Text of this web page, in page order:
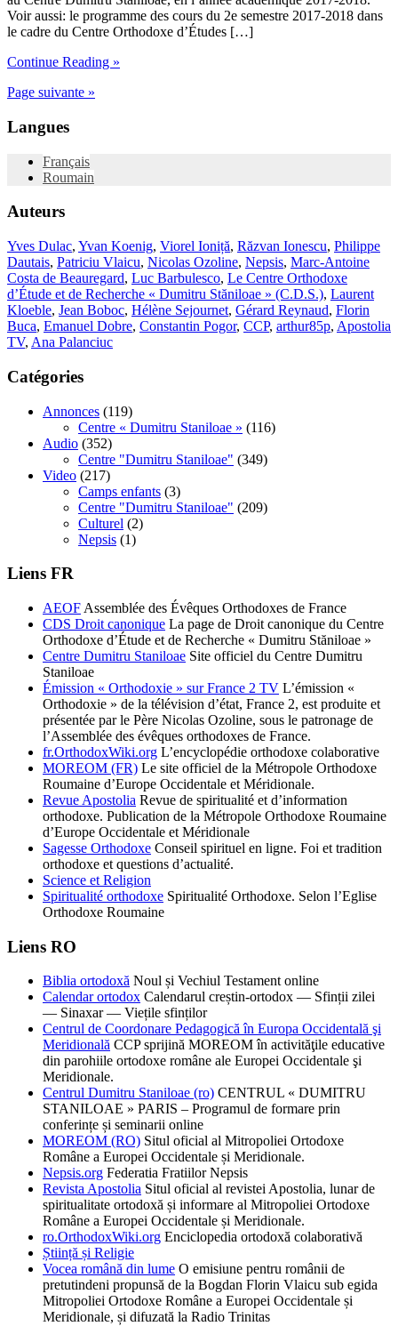
Voir aussi: le programme des cours du 2e semestre 2017-2018 dans
le cadre du Centre Orthodoxe d’Études […]
Continue Reading »
Page suivante »
Langues
Français
Roumain
Auteurs
Yves Dulac, Yvan Koenig, Viorel Ioniță, Răzvan Ionescu, Philippe
Dautais, Patriciu Vlaicu, Nicolas Ozoline, Nepsis, Marc-Antoine
Costa de Beauregard, Luc Barbulesco, Le Centre Orthodoxe
d’Étude et de Recherche « Dumitru Stăniloae » (C.D.S.), Laurent
Kloeble, Jean Boboc, Hélène Sejournet, Gérard Reynaud, Florin
Buca, Emanuel Dobre, Constantin Pogor, CCP, arthur85p, Apostolia
TV, Ana Palanciuc
Catégories
Annonces (119)
Centre « Dumitru Staniloae » (116)
Audio (352)
Centre "Dumitru Staniloae" (349)
Video (217)
Camps enfants (3)
Centre "Dumitru Staniloae" (209)
Culturel (2)
Nepsis (1)
Liens FR
AEOF Assemblée des Évêques Orthodoxes de France
CDS Droit canonique La page de Droit canonique du Centre
Orthodoxe d’Étude et de Recherche « Dumitru Stăniloae »
Centre Dumitru Staniloae Site officiel du Centre Dumitru
Staniloae
Émission « Orthodoxie » sur France 2 TV L’émission «
Orthodoxie » de la télévision d’état, France 2, est produite et
présentée par le Père Nicolas Ozoline, sous le patronage de
l’Assemblée des évêques orthodoxes de France.
fr.OrthodoxWiki.org L’encyclopédie orthodoxe colaborative
MOREOM (FR) Le site officiel de la Métropole Orthodoxe
Roumaine d’Europe Occidentale et Méridionale.
Revue Apostolia Revue de spiritualité et d’information
orthodoxe. Publication de la Métropole Orthodoxe Roumaine
d’Europe Occidentale et Méridionale
Sagesse Orthodoxe Conseil spirituel en ligne. Foi et tradition
orthodoxe et questions d’actualité.
Science et Religion
Spiritualité orthodoxe Spiritualité Orthodoxe. Selon l’Eglise
Orthodoxe Roumaine
Liens RO
Biblia ortodoxă Noul și Vechiul Testament online
Calendar ortodox Calendarul creștin-ortodox — Sfinții zilei
— Sinaxar — Viețile sfinților
Centrul de Coordonare Pedagogică în Europa Occidentală şi
Meridională CCP sprijină MOREOM în activităţile educative
din parohiile ortodoxe române ale Europei Occidentale şi
Meridionale.
Centrul Dumitru Staniloae (ro) CENTRUL « DUMITRU
STANILOAE » PARIS – Programul de formare prin
conferințe și seminarii online
MOREOM (RO) Situl oficial al Mitropoliei Ortodoxe
Române a Europei Occidentale și Meridionale.
Nepsis.org Federatia Fratiilor Nepsis
Revista Apostolia Situl oficial al revistei Apostolia, lunar de
spiritualitate ortodoxă și informare al Mitropoliei Ortodoxe
Române a Europei Occidentale și Meridionale.
ro.OrthodoxWiki.org Enciclopedia ortodoxă colaborativă
Știință și Religie
Vocea română din lume O emisiune pentru românii de
pretutindeni propunsă de la Bogdan Florin Vlaicu sub egida
Mitropoliei Ortodoxe Române a Europei Occidentale și
Meridionale, și difuzată la Radio Trinitas